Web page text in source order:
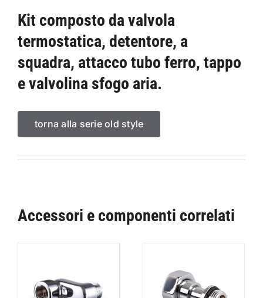
Kit composto da valvola
termostatica, detentore, a
squadra, attacco tubo ferro, tappo
e valvolina sfogo aria.
torna alla serie old style
Accessori e componenti correlati